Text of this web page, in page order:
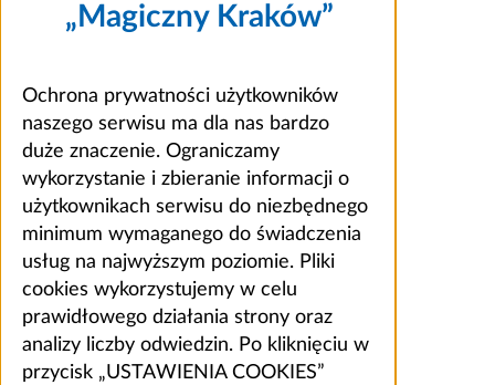
„Magiczny Kraków”
Ochrona prywatności użytkowników
naszego serwisu ma dla nas bardzo
duże znaczenie. Ograniczamy
wykorzystanie i zbieranie informacji o
użytkownikach serwisu do niezbędnego
minimum wymaganego do świadczenia
usług na najwyższym poziomie. Pliki
cookies wykorzystujemy w celu
prawidłowego działania strony oraz
analizy liczby odwiedzin. Po kliknięciu w
przycisk „USTAWIENIA COOKIES”